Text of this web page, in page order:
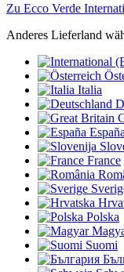
Zu Ecco Verde
Anderes Lieferland
Italia
España
France
Polska
Suomi